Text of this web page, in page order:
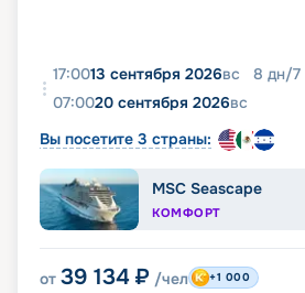
17:0013 сентября 2026вс 8 дн/7
07:0020 сентября 2026вс
Вы посетите 3 страны:
MSC Seascape
КОМФОРТ
от 39 134 ₽ /чел +1 000